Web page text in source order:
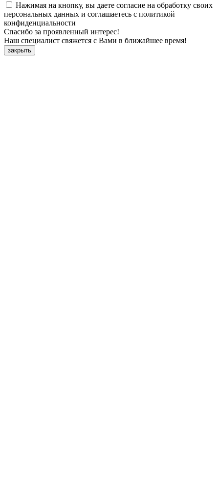
Нажимая на кнопку, вы даете согласие на обработку своих
персональных данных и соглашаетесь с политикой
конфиденциальности
Спасибо за проявленный интерес!
Наш специалист свяжется с Вами в ближайшее время!
закрыть